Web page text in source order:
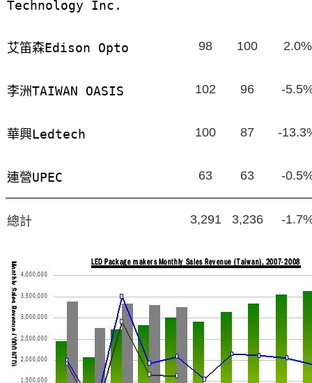
Technology Inc.
艾笛森Edison Opto 98 100 2.0%
李洲TAIWAN OASIS 102 96 -
華興Ledtech 100 87 -
連營UPEC 63 63 -
總計 3,291 3,236 -